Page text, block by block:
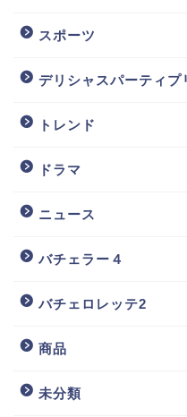
スポーツ
デリシャスパーティプ
トレンド
ドラマ
ニュース
バチェラー４
バチェロレッテ2
商品
未分類